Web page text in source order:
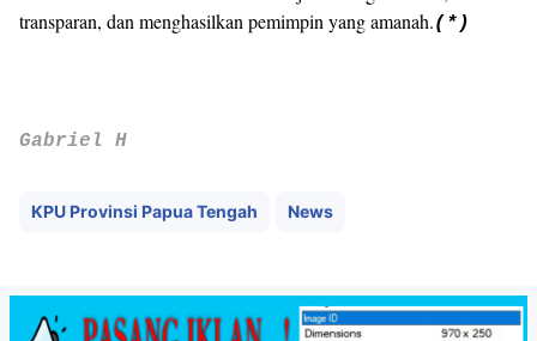
pungkasnya.
transparan, dan menghasilkan pemimpin yang amanah.
KPU Provinsi Papua Tengah News